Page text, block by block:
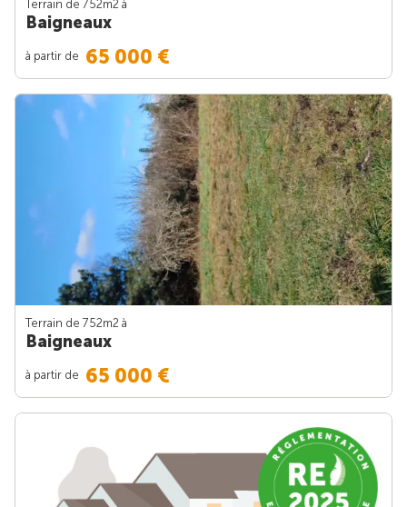
Terrain de 752m2 à
Baigneaux
à partir de 65 000 €
Terrain de 752m2 à
Baigneaux
à partir de 65 000 €